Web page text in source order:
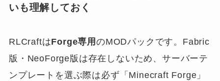
いも理解しておく
RLCraftはForge専用のMODパックです。Fabric
版・NeoForge版は存在しないため、サーバーテ
ンプレートを選ぶ際は必ず「Minecraft Forge」